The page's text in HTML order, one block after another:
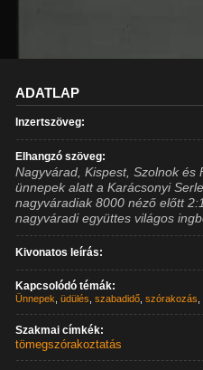
ADATLAP
Inzertszöveg:
Elhangzó szöveg:
Nagyvárad, Kispest, Szolnok
ünnepek alatt a Karácsonyi
nagyváradiak 8000 néző előtt
nagyváradi együttes világos
Kivonatos leírás:
Kapcsolódó témák:
Ünnepek ,üdülés ,szabadidő ,szórakozás
Szakmai címkék:
tömegszórakoztatás